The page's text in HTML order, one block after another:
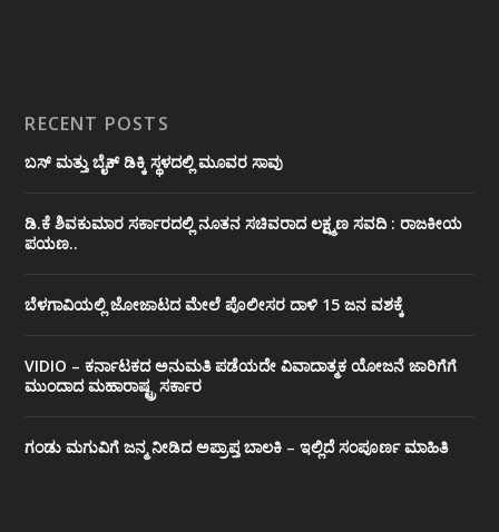
RECENT POSTS
ಬಸ್ ಮತ್ತು ಬೈಕ್ ಡಿಕ್ಕಿ ಸ್ಥಳದಲ್ಲಿ ಮೂವರ ಸಾವು
ಡಿ.ಕೆ ಶಿವಕುಮಾರ ಸರ್ಕಾರದಲ್ಲಿ ನೂತನ ಸಚಿವರಾದ ಲಕ್ಷ್ಮಣ ಸವದಿ : ರಾಜಕೀಯ
ಪಯಣ..
ಬೆಳಗಾವಿಯಲ್ಲಿ ಜೋಜಾಟದ ಮೇಲೆ ಪೊಲೀಸರ ದಾಳಿ 15 ಜನ ವಶಕ್ಕೆ
VIDIO – ಕರ್ನಾಟಕದ ಅನುಮತಿ ಪಡೆಯದೇ ವಿವಾದಾತ್ಮಕ ಯೋಜನೆ ಜಾರಿಗೆಗೆ
ಮುಂದಾದ ಮಹಾರಾಷ್ಟ್ರ ಸರ್ಕಾರ
ಗಂಡು ಮಗುವಿಗೆ ಜನ್ಮ ನೀಡಿದ ಅಪ್ರಾಪ್ತ ಬಾಲಕಿ – ಇಲ್ಲಿದೆ ಸಂಪೂರ್ಣ ಮಾಹಿತಿ